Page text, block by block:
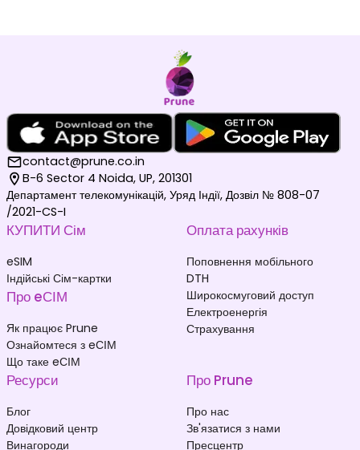
contact@prune.co.in
B-6 Sector 4 Noida, UP, 201301
Департамент телекомунікацій, Уряд Індії, Дозвіл № 808-07
/2021-CS-I
КУПИТИ Сім
eSIM
Індійські Сім-картки
Про eСІМ
Як працює Prune
Ознайомтеся з eСІМ
Що таке eСІМ
Оплата рахунків
Поповнення мобільного
DTH
Широкосмуговий доступ
Електроенергія
Страхування
Ресурси
Блог
Довідковий центр
Винагороди
Про Prune
Про нас
Зв'язатися з нами
Пресцентр